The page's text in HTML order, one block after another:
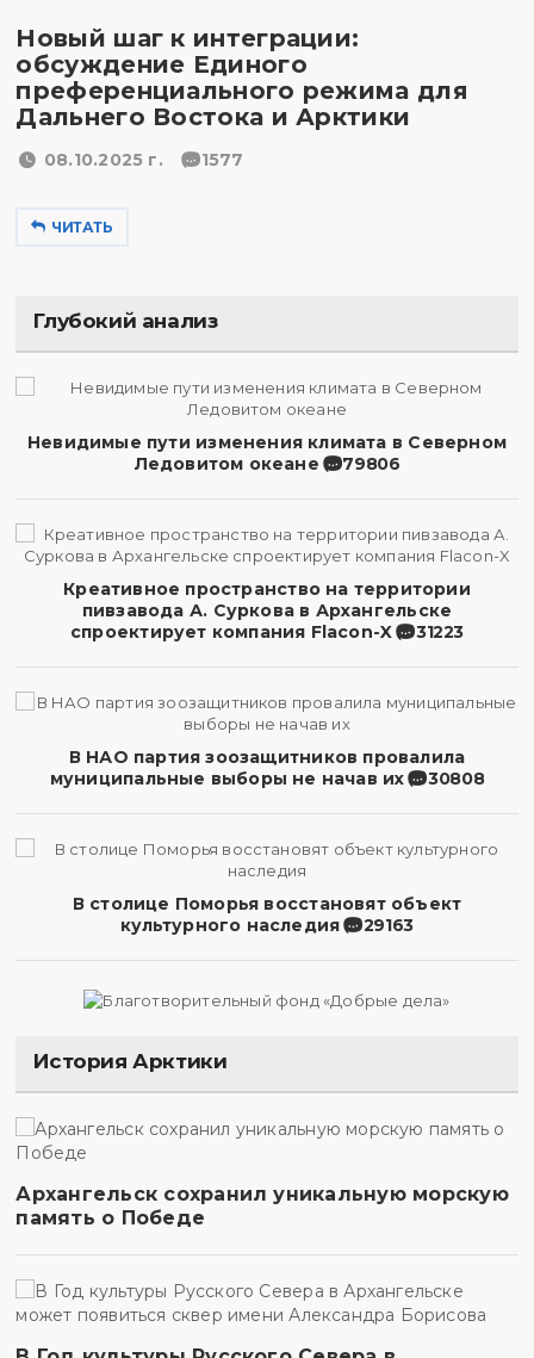
Новый шаг к интеграции:
обсуждение Единого
преференциального режима для
Дальнего Востока и Арктики
08.10.2025 г. 1577
ЧИТАТЬ
Глубокий анализ
Невидимые пути изменения климата в Северном
Ледовитом океане
79806
Креативное пространство на территории
пивзавода А. Суркова в Архангельске
спроектирует компания Flacon-X
31223
В НАО партия зоозащитников провалила
муниципальные выборы не начав их
30808
В столице Поморья восстановят объект
культурного наследия
29163
История Арктики
Архангельск сохранил уникальную морскую
память о Победе